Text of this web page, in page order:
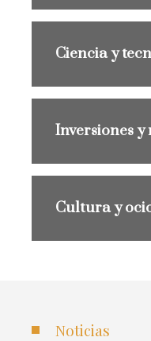
Ciencia y
Inversiones y
Cultura y
Noticias